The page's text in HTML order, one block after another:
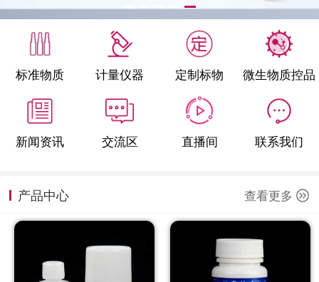
标准物质 计量仪器 定制标物 微生物质控品
新闻资讯 交流区 直播间 联系我们
产品中心 查看更多
微生物检测/质控品
定制标物
定制仪器
新闻资讯
公司主页